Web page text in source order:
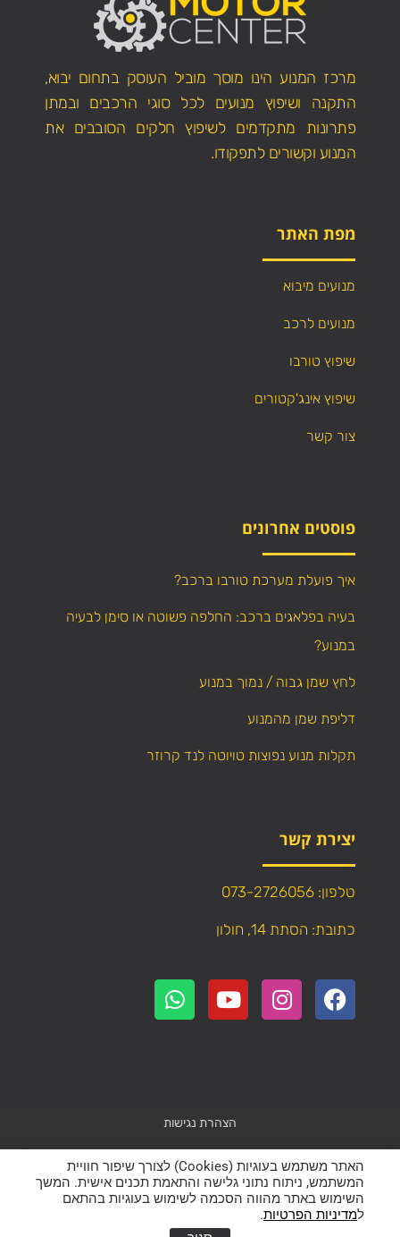
מרכז המנוע הינו מוסך מוביל העוסק בתחום יבוא,
התקנה ושיפוץ מנועים לכל סוגי הרכבים ובמתן
פתרונות מתקדמים לשיפוץ חלקים הסובבים את
המנוע וקשורים לתפקודו.
מפת האתר
מנועים מיבוא
מנועים לרכב
שיפוץ טורבו
שיפוץ אינג'קטורים
צור קשר
פוסטים אחרונים
איך פועלת מערכת טורבו ברכב?
בעיה בפלאגים ברכב: החלפה פשוטה או סימן לבעיה
במנוע?
לחץ שמן גבוה / נמוך במנוע
דליפת שמן מהמנוע
תקלות מנוע נפוצות טויוטה לנד קרוזר
יצירת קשר
טלפון: 073-2726056
כתובת: הסתת 14, חולון
הצהרת נגישות
Powered byWebResult
כל הזכויות שמורות – אין להעתיק תוכן (טקסט ותמונות) מהאתר!
האתר משתמש בעוגיות (Cookies) לצורך שיפור חוויית
המשתמש, ניתוח נתוני גלישה והתאמת תכנים אישית. המשך
השימוש באתר מהווה הסכמה לשימוש בעוגיות בהתאם
למדיניות הפרטיות.